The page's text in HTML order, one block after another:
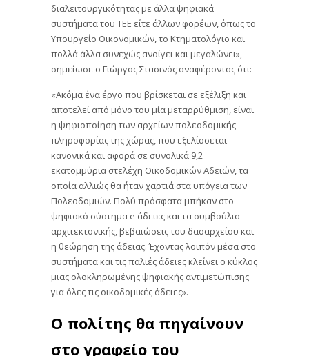
διαλειτουργικότητας με άλλα ψηφιακά
συστήματα του ΤΕΕ είτε άλλων φορέων, όπως το
Υπουργείο Οικονομικών, το Κτηματολόγιο και
πολλά άλλα συνεχώς ανοίγει και μεγαλώνει»,
σημείωσε ο Γιώργος Στασινός αναφέροντας ότι:
«Ακόμα ένα έργο που βρίσκεται σε εξέλιξη και
αποτελεί από μόνο του μία μεταρρύθμιση, είναι
η ψηφιοποίηση των αρχείων πολεοδομικής
πληροφορίας της χώρας, που εξελίσσεται
κανονικά και αφορά σε συνολικά 9,2
εκατομμύρια στελέχη Οικοδομικών Αδειών, τα
οποία αλλιώς θα ήταν χαρτιά στα υπόγεια των
Πολεοδομιών. Πολύ πρόσφατα μπήκαν στο
ψηφιακό σύστημα e άδειες και τα συμβούλια
αρχιτεκτονικής, βεβαιώσεις του δασαρχείου και
η θεώρηση της άδειας. Έχοντας λοιπόν μέσα στο
συστήματα και τις παλιές άδειες κλείνει ο κύκλος
μιας ολοκληρωμένης ψηφιακής αντιμετώπισης
για όλες τις οικοδομικές άδειες».
Ο πολίτης θα πηγαίνουν
στο γραφείο του